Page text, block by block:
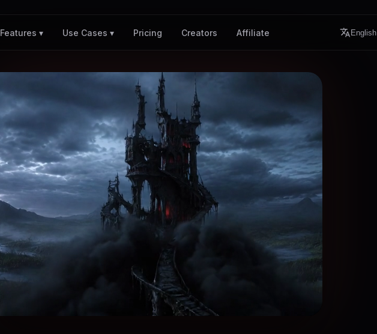
Features ▾ Use Cases ▾ Pricing Creators Affiliate English